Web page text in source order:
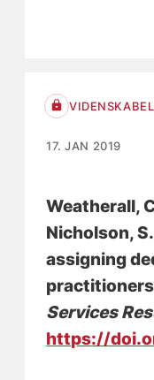
17. JAN 2019
Weatherall,
Nicholson,
assigning
Services
https://